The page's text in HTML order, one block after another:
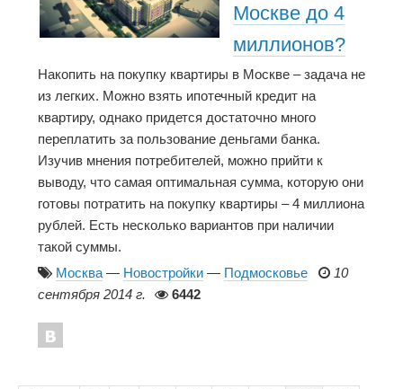
Москве до 4
миллионов?
Накопить на покупку квартиры в Москве – задача не
из легких. Можно взять ипотечный кредит на
квартиру, однако придется достаточно много
переплатить за пользование деньгами банка.
Изучив мнения потребителей, можно прийти к
выводу, что самая оптимальная сумма, которую они
готовы потратить на покупку квартиры – 4 миллиона
рублей. Есть несколько вариантов при наличии
такой суммы.
Москва — Новостройки — Подмосковье
10
сентября 2014 г.
6442